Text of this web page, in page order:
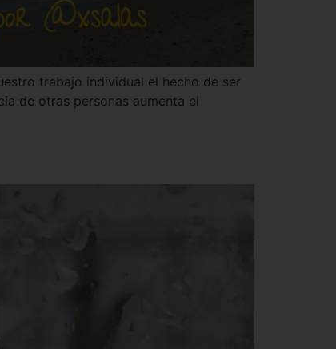
trabajo individual el hecho de ser
de otras personas aumenta el